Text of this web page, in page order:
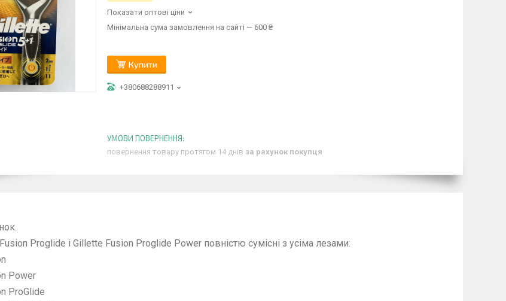
Показати оптові ціни
Мінімальна сума замовлення на сайті — 600 ₴
Купити
+380688288911
повернення товару протягом 14 днів за рахунок покупця
Fusion Proglide і Gillette Fusion Proglide Power повністю сумісні з усіма лезами:
Power
ProGlide